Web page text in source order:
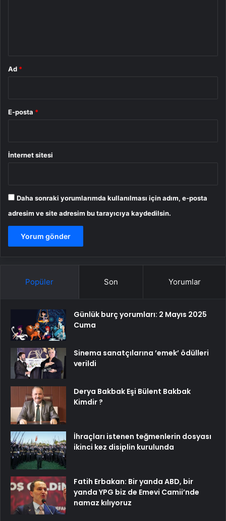
Ad *
E-posta *
İnternet sitesi
Daha sonraki yorumlarımda kullanılması için adım, e-posta
adresim ve site adresim bu tarayıcıya kaydedilsin.
Popüler Son Yorumlar
Günlük burç yorumları: 2 Mayıs 2025
Cuma
Sinema sanatçılarına ’emek’ ödülleri
verildi
Derya Bakbak Eşi Bülent Bakbak
Kimdir ?
İhraçları istenen teğmenlerin dosyası
ikinci kez disiplin kurulunda
Fatih Erbakan: Bir yanda ABD, bir
yanda YPG biz de Emevi Camii’nde
namaz kılıyoruz